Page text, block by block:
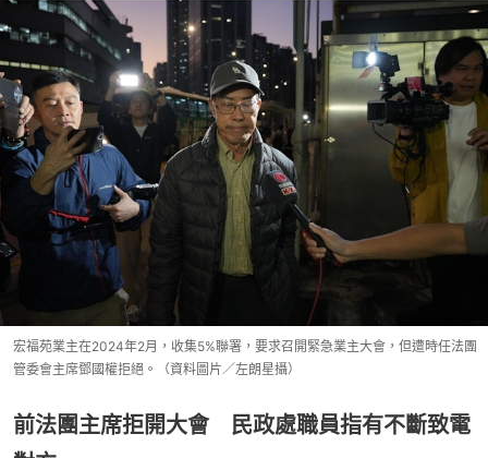
宏福苑業主在2024年2月，收集5%聯署，要求召開緊急業主大會，但遭時任法團
管委會主席鄧國權拒絕。（資料圖片／左朗星攝）
前法團主席拒開大會 民政處職員指有不斷致電